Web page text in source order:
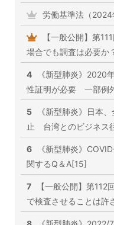
労働基準法（
【一般公開】第
場合でも調査は必要か
4
《新型肺炎》2020
性証明が必要 一部例
5
《新型肺炎》日本
止 台湾とのビジネス
6
《新型肺炎》
関するQ＆A[15]
7
【一般公開】第
で検査させることは許